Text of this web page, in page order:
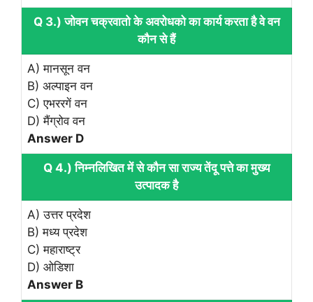
Q 3.) जोवन चक्रवातो के अवरोधको का कार्य करता है वे वन
कौन से हैं
A) मानसून वन
B) अल्पाइन वन
C) एभररगें वन
D) मैंग्रोव वन
Answer D
Q 4.) निम्नलिखित में से कौन सा राज्य तेंदू पत्ते का मुख्य
उत्पादक है
A) उत्तर प्रदेश
B) मध्य प्रदेश
C) महाराष्ट्र
D) ओडिशा
Answer B